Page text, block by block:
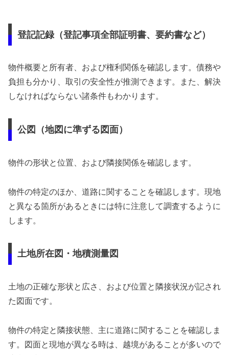
登記記録（登記事項全部証明書、要約書など）
物件概要と所有者、および権利関係を確認します。債務や
負担も分かり、取引の安全性が推測できます。また、解決
しなければならない諸条件もわかります。
公図（地図に準ずる図面）
物件の形状と位置、および隣接関係を確認します。
物件の特定のほか、道路に関することを確認します。現地
と異なる箇所があるときには特に注意して調査するように
します。
土地所在図・地積測量図
土地の正確な形状と広さ、および位置と隣接状況が記され
た図面です。
物件の特定と隣接状態、主に道路に関することを確認しま
す。図面と現地が異なる時は、越境があることが多いので